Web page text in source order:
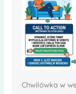
Chwilówka w